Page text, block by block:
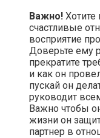
Важно! Хотите
счастливые
восприятие
Доверьте ему
прекратите
и как он
пускай он
руководит
Важно чтобы
жизни он
партнер в